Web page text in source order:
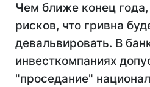
Чем ближе конец
рисков, что гривна
девальвировать. В
инвесткомпаниях
"проседание"